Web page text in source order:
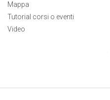
Mappa
Tutorial corsi o eventi
Video